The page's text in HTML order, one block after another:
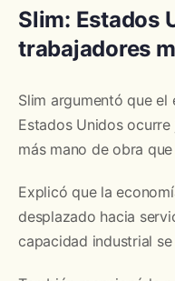
Slim: Estados
trabajadores
Slim argumentó que
Estados Unidos
más mano de obra que
Explicó que la
desplazado hacia
capacidad industrial